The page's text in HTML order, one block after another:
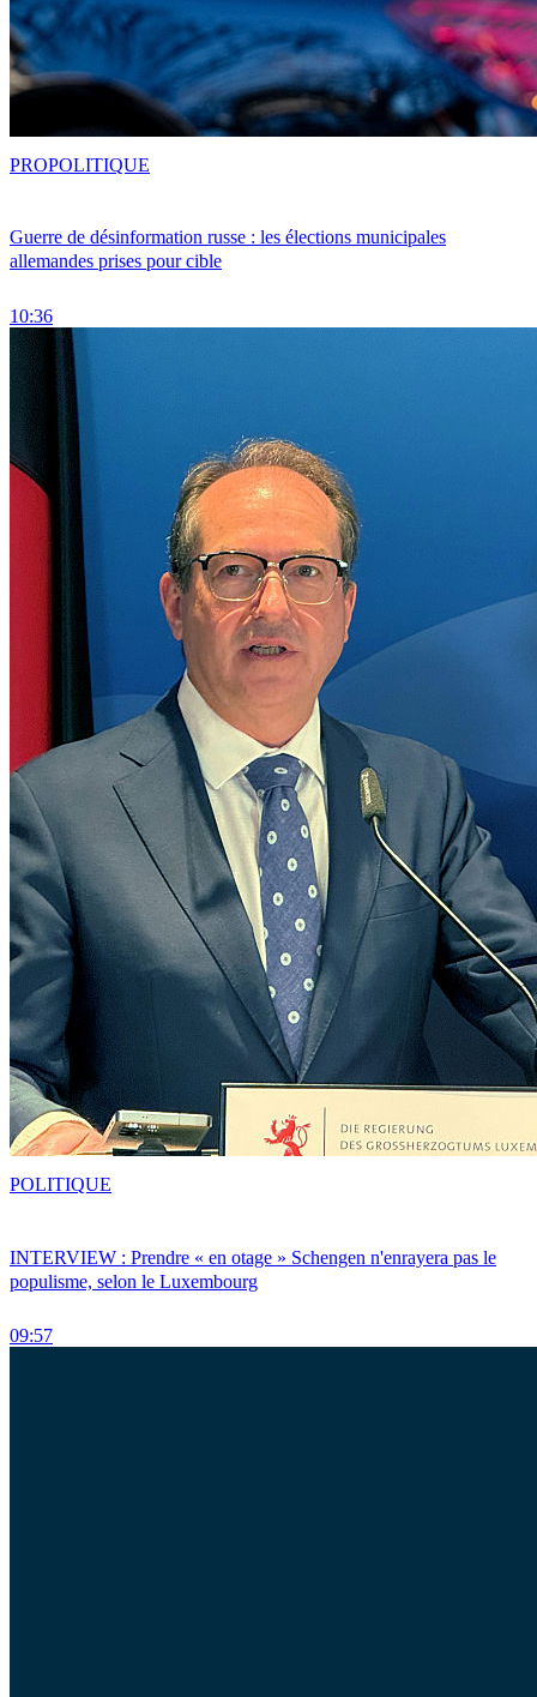
Guerre de désinformation russe : les élections municipales
allemandes prises pour cible
10:36
PROPOLITIQUE
INTERVIEW : Prendre « en otage » Schengen n'enrayera pas le
populisme, selon le Luxembourg
09:57
POLITIQUE